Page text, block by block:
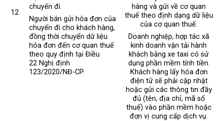
12
chuyến đi.
Người bán gửi hóa đơn của
chuyến đi cho khách hàng,
đồng thời chuyển dữ liệu
hóa đơn đến cơ quan thuế
theo quy định tại Điều
22 Nghị định
123/2020/NĐ-CP.
hàng và gửi về cơ quan
thuế theo định dạng dữ liệu
của cơ quan thuế.
Doanh nghiệp, hợp tác xã
kinh doanh vận tải hành
khách bằng xe taxi có sử
dụng phần mềm tính tiền.
Khách hàng lấy hóa đơn
điện tử sẽ phải cập nhật
hoặc gửi các thông tin đầy
đủ (tên, địa chỉ, mã số
thuế) vào phần mềm hoặc
đơn vị cung cấp dịch vụ.